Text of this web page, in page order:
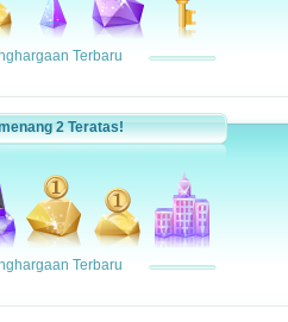
Terbaru
2 Teratas!
Terbaru